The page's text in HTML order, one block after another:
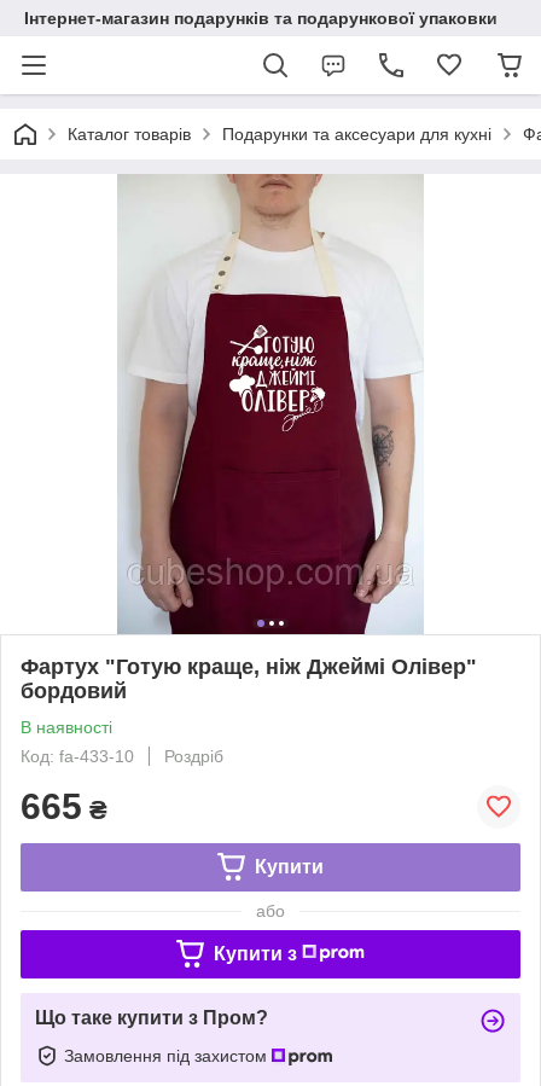
Інтернет-магазин подарунків та подарункової упаковки
Каталог товарів Подарунки та аксесуари для кухні
Фартух "Готую краще, ніж Джеймі Олівер"
бордовий
В наявності
Код: fa-433-10
Роздріб
665 ₴
Купити
або
Купити з
Що таке купити з Пром?
Замовлення під захистом